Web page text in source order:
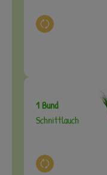
Auswahl ändern
1 Bund
Schnittlauch
Auswahl ändern